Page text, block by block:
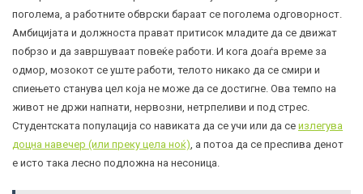
поголема, а работните обврски бараат се поголема одговорност.
Амбицијата и должноста прават притисок младите да се движат
побрзо и да завршуваат повеќе работи. И кога доаѓа време за
одмор, мозокот се уште работи, телото никако да се смири и
спиењето станува цел која не може да се достигне. Ова темпо на
живот не држи напнати, нервозни, нетрпеливи и под стрес.
Студентската популација со навиката да се учи или да се излегува
доцна навечер (или преку цела ноќ), а потоа да се преспива денот
е исто така лесно подложна на несоница.